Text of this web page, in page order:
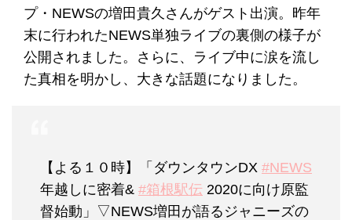
プ・NEWSの増田貴久さんがゲスト出演。昨年
末に行われたNEWS単独ライブの裏側の様子が
公開されました。さらに、ライブ中に涙を流し
た真相を明かし、大きな話題になりました。
【よる１０時】「ダウンタウンDX #NEWS
年越しに密着& #箱根駅伝 2020に向け原監
督始動」▽NEWS増田が語るジャニーズの